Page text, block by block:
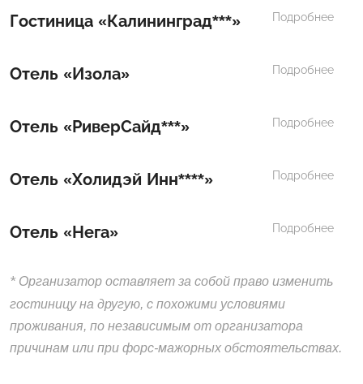
Гостиница «Калининград***» Подробнее
Отель «Изола» Подробнее
Отель «РиверСайд***» Подробнее
Отель «Холидэй Инн****» Подробнее
Отель «Нега» Подробнее
*Организатор оставляет за собой право изменить
гостиницу на другую, с похожими условиями
проживания, по независимым от организатора
причинам или при форс-мажорных обстоятельствах.